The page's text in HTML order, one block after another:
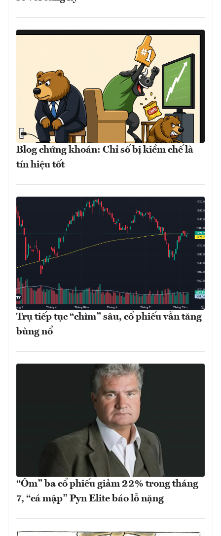
Blog chứng khoán: Chỉ số bị kiềm chế là
tín hiệu tốt
Trụ tiếp tục “chìm” sâu, cổ phiếu vẫn tăng
bùng nổ
“Ôm” ba cổ phiếu giảm 22% trong tháng
7, “cá mập” Pyn Elite báo lỗ nặng